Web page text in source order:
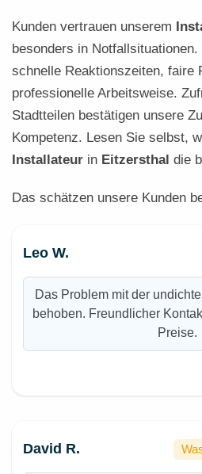
Kunden vertrauen unserem
besonders in
schnelle Reaktionszeiten, faire
professionelle Arbeitsweise.
Stadtteilen bestätigen unsere
Kompetenz. Lesen Sie selbst,
Installateur in Eitzersthal die
Das schätzen unsere Kunden
Leo W.
Das Problem mit der
behoben. Freundlicher
Preise.
David R.